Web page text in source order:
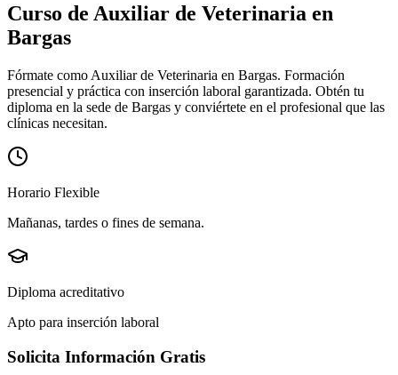
Curso de Auxiliar de Veterinaria en
Bargas
Fórmate como Auxiliar de Veterinaria en Bargas. Formación
presencial y práctica con inserción laboral garantizada. Obtén tu
diploma en la sede de Bargas y conviértete en el profesional que las
clínicas necesitan.
Horario Flexible
Mañanas, tardes o fines de semana.
Diploma acreditativo
Apto para inserción laboral
Solicita Información Gratis